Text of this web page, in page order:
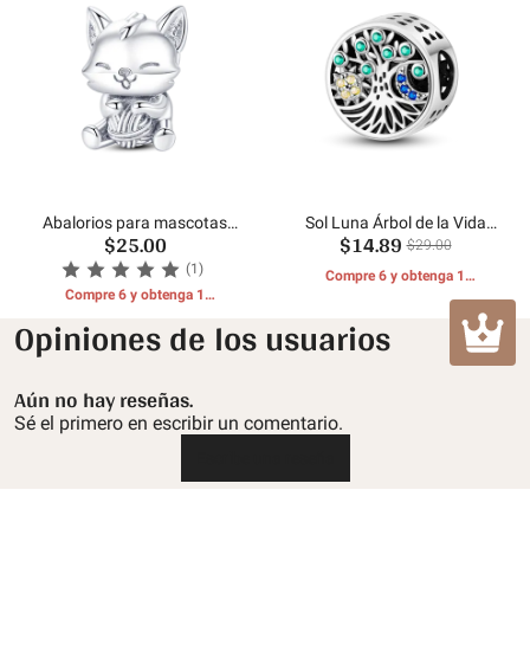
Abalorios para mascotas
con forma de gato y bola de
pelo
$25.00
(1)
Compre 6 y obtenga 1
Sol Luna Árbol de la Vida
Perlas
$14.89 $29.00
Compre 6 y obtenga 1
Opiniones de los usuarios
Aún no hay reseñas.
Sé el primero en escribir un comentario.